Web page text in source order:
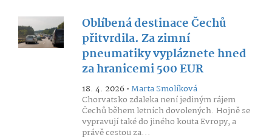
Oblíbená destinace Čechů
přitvrdila. Za zimní
pneumatiky vypláznete hned
za hranicemi 500 EUR
18. 4. 2026 •Marta Smolíková
Chorvatsko zdaleka není jediným rájem
Čechů během letních dovolených. Hojně se
vypravují také do jiného kouta Evropy, a
právě cestou za...